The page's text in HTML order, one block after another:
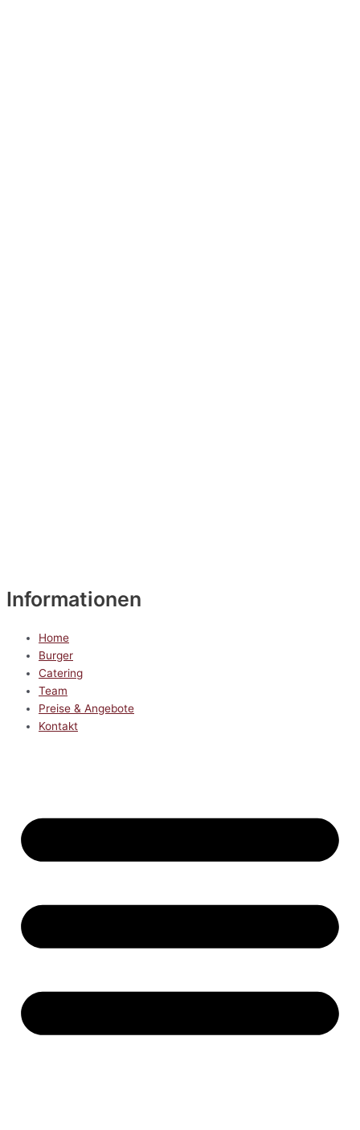
Informationen
Home
Burger
Catering
Team
Preise & Angebote
Kontakt